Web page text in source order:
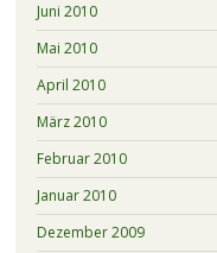
Juni 2010
Mai 2010
April 2010
März 2010
Februar 2010
Januar 2010
Dezember 2009